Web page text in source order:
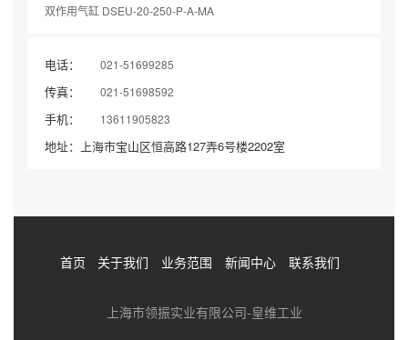
双作用气缸 DSEU-20-250-P-A-MA
电话： 021-51699285
传真： 021-51698592
手机： 13611905823
地址：上海市宝山区恒高路127弄6号楼2202室
首页 关于我们 业务范围 新闻中心 联系我们
上海市领振实业有限公司-皇维工业